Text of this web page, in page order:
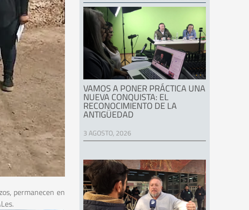
permanecen en
VAMOS A PONER PRÁCTICA UNA
NUEVA CONQUISTA: EL
RECONOCIMIENTO DE LA
ANTIGÜEDAD
3 AGOSTO, 2026